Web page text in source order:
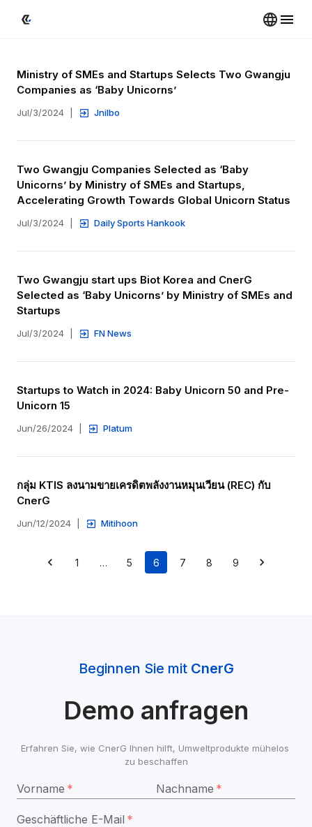
Ministry of SMEs and Startups Selects Two Gwangju
Companies as ‘Baby Unicorns’
Jul/3/2024 Jnilbo
Two Gwangju Companies Selected as ‘Baby
Unicorns’ by Ministry of SMEs and Startups,
Accelerating Growth Towards Global Unicorn Status
Jul/3/2024 Daily Sports Hankook
Two Gwangju start ups Biot Korea and CnerG
Selected as ‘Baby Unicorns’ by Ministry of SMEs and
Startups
Jul/3/2024 FN News
Startups to Watch in 2024: Baby Unicorn 50 and Pre-
Unicorn 15
Jun/26/2024 Platum
กลุ่ม KTIS ลงนามขายเครดิตพลังงานหมุนเวียน (REC) กับ
CnerG
Jun/12/2024 Mitihoon
1 … 5 6 7 8 9
Beginnen Sie mit CnerG
Demo anfragen
Erfahren Sie, wie CnerG Ihnen hilft, Umweltprodukte mühelos
zu beschaffen
Vorname * Nachname *
Geschäftliche E-Mail *